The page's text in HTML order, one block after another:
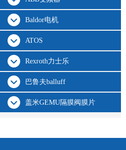
Baldor电机
ATOS
Rexroth力士乐
巴鲁夫balluff
盖米GEMU隔膜阀膜片